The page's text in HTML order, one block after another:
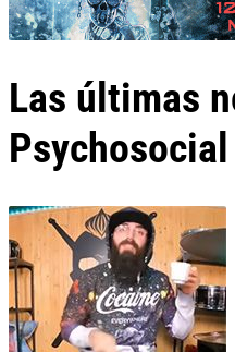
Las últimas
Psychosocial